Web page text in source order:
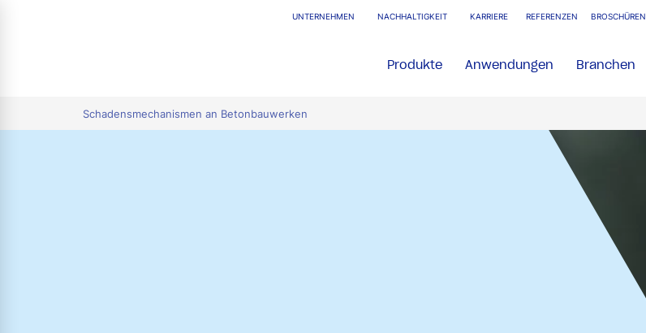
UNTERNEHMEN NACHHALTIGKEIT KARRIERE REFERENZEN BROSCHÜREN
Produkte Anwendungen Branchen
Schadensmechanismen an Betonbauwerken